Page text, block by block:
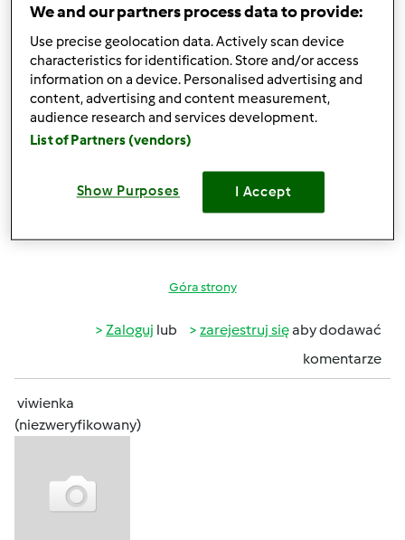
wt., 04/07/2020 - 18:03
--------------------
http://szarlotte.pl/tabletki-na-odchudznie-slimberry-
Góra strony
Zaloguj lub zarejestruj sięaby dodawać
komentarze
viwienka
(niezweryfikowany)
We and our partners process data to provide:
Use precise geolocation data. Actively scan device
characteristics for identification. Store and/or access
information on a device. Personalised advertising and
content, advertising and content measurement,
audience research and services development.
List of Partners (vendors)
Show Purposes I Accept